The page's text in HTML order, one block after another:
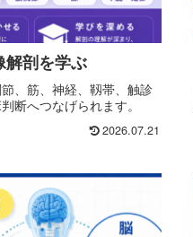
解剖を学ぶ
、筋、神経、靱帯、触診
断へつなげられます。
2026.07.21